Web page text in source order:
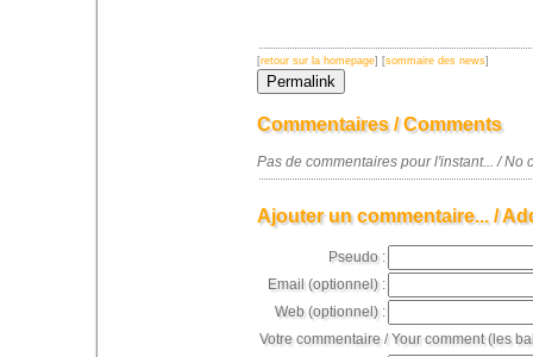
[retour sur la homepage] [sommaire des news]
Commentaires / Comments
Pas de commentaires pour l'instant... / No
Ajouter un commentaire... /
Pseudo :
Email (optionnel) :
Web (optionnel) :
Votre commentaire / Your comment (les